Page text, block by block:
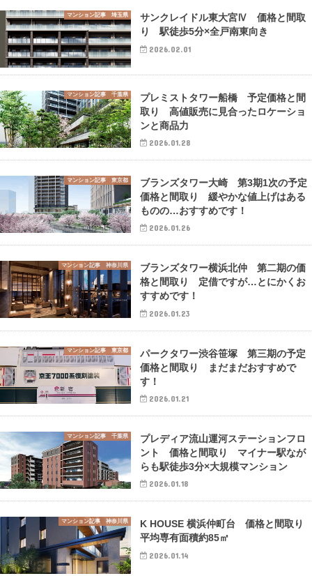
マンション記事 埼玉県
サンクレイドル東大宮Ⅳ 価格と間取
り 駅徒歩5分×全戸南東向き
2026.02.01
マンション記事 千葉県
プレミストタワー船橋 予定価格と間
取り 高値販売に見合ったロケーショ
ンと商品力
2026.01.28
マンション記事 東京都
ブランズタワー大崎 第3期1次の予定
価格と間取り 緩やかな値上げはある
ものの…おすすめです！
2026.01.26
マンション記事 神奈川県
ブランズタワー横浜北仲 第二期の価
格と間取り 定借ですが…とにかくお
すすめです！
2026.01.23
マンション記事 東京都
パークタワー渋谷笹塚 第三期の予定
価格と間取り まだまだおすすめで
す！
2026.01.21
マンション記事 千葉県
プレディア流山運河ステーションフロ
ント 価格と間取り マイナー駅なが
らも駅徒歩3分×大規模マンション
2026.01.18
マンション記事 神奈川県
K HOUSE 横浜仲町台 価格と間取
平均専有面積約85㎡
2026.01.14